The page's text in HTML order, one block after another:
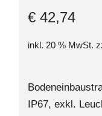
€ 42,74
inkl. 20 % MwSt.
IP67, exkl.